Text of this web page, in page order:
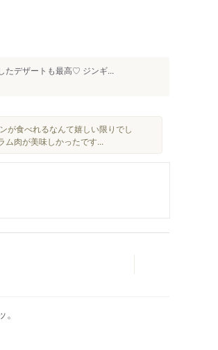
たデザートも最高♡ ジンギ...
が食べれるなんて嬉しい限りでし
ム肉が美味しかったです...